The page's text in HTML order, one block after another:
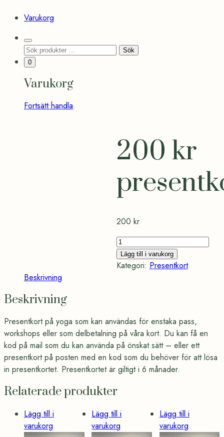
Varukorg
Search
Toggle
Sök
efter:
Sök
Minicart
Toggle
0
Varukorg
Fortsätt handla
200 kr
200 kr
200
kr
presentkort
Lägg till i varukorg
Kategori: Presentkort
Beskrivning
Beskrivning
Presentkort på yoga som kan användas för enstaka pass,
workshops eller som delbetalning på våra kort. Du kan få en
kod på mail som du kan använda på önskat sätt – eller ett
presentkort på posten med en kod som du behöver för att lösa
in presentkortet. Presentkortet är giltigt i 6 månader.
Relaterade produkter
Lägg till i
varukorg
Lägg till i
varukorg
Lägg till i
varukorg